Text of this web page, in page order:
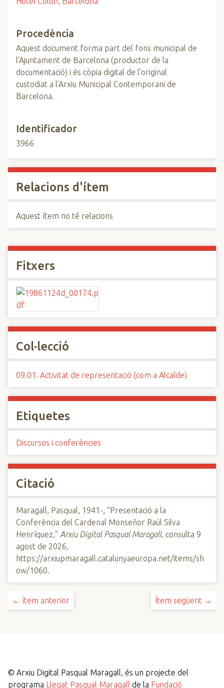
Procedència
Aquest document forma part del fons municipal de
l’Ajuntament de Barcelona (productor de la
documentació) i és còpia digital de l’original
custodiat a l’Arxiu Municipal Contemporani de
Barcelona.
Identificador
3966
Relacions d'ítem
Aquest ítem no té relacions
Fitxers
Col·lecció
09.01. Activitat de representació (com a Alcalde)
Etiquetes
Discursos i conferències
Citació
Maragall, Pasqual, 1941-, “Presentació a la
Conferència del Cardenal Monseñor Raúl Silva
Henríquez,” Arxiu Digital Pasqual Maragall, consulta 9
agost de 2026,
https://arxiupmaragall.catalunyaeuropa.net/items/sh
ow/1060.
← ítem anterior Ítem següent →
© Arxiu Digital Pasqual Maragall, és un projecte del
programa Llegat Pasqual Maragall de la Fundació